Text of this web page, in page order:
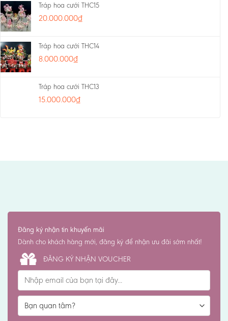
Tráp hoa cưới THC15
20.000.000₫
Tráp hoa cưới THC14
8.000.000₫
Tráp hoa cưới THC13
15.000.000₫
Đăng ký nhận tin khuyến mãi
Dành cho khách hàng mới, đăng ký để nhận ưu đãi sớm nhất!
ĐĂNG KÝ NHẬN VOUCHER